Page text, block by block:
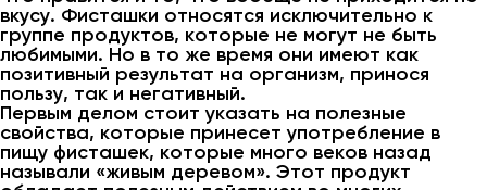
вкусу. Фисташки относятся исключительно к
группе продуктов, которые не могут не быть
любимыми. Но в то же время они имеют как
позитивный результат на организм, принося
пользу, так и негативный.
Первым делом стоит указать на полезные
свойства, которые принесет употребление в
пищу фисташек, которые много веков назад
называли «живым деревом». Этот продукт